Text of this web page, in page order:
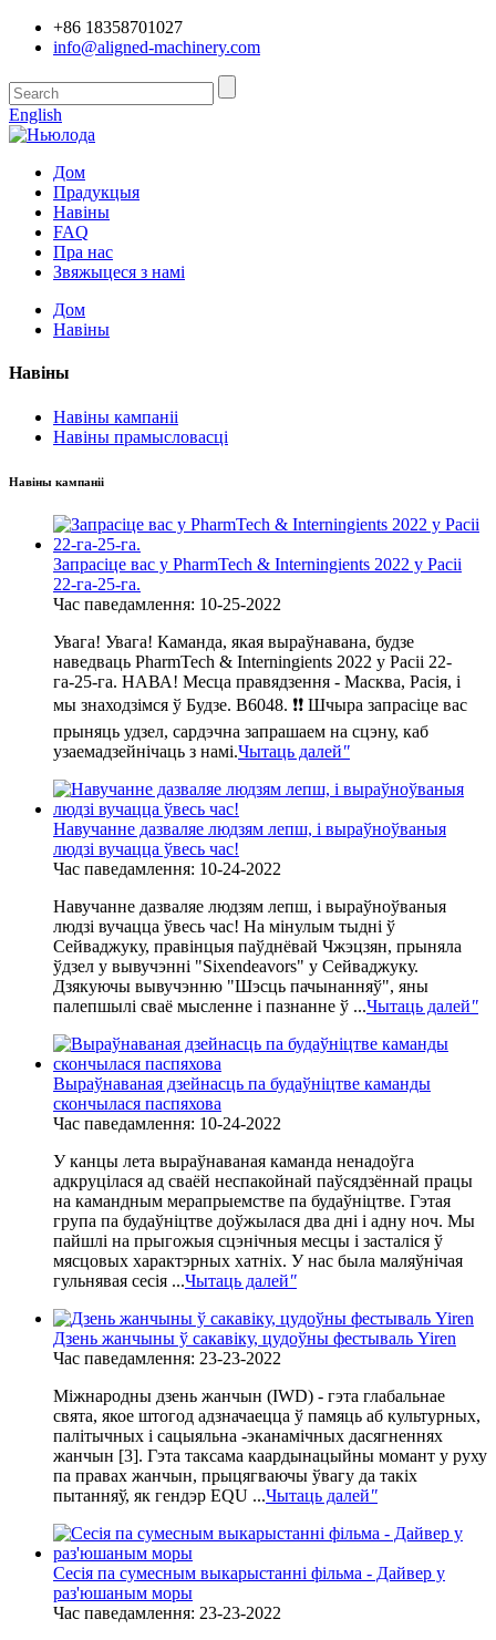
+86 18358701027
info@aligned-machinery.com
English
Дом
Прадукцыя
Навіны
FAQ
Пра нас
Звяжыцеся з намі
Дом
Навіны
Навіны
Навіны кампаніі
Навіны прамысловасці
Навіны кампаніі
Запрасіце вас у PharmTech & Interningients 2022 у Расіі
22-га-25-га.
Час паведамлення: 10-25-2022
Увага! Увага! Каманда, якая выраўнавана, будзе
наведваць PharmTech & Interningients 2022 у Расіі 22-
га-25-га. НАВА! Месца правядзення - Масква, Расія, і
мы знаходзімся ў Будзе. B6048. ❗❗ Шчыра запрасіце вас
прыняць удзел, сардэчна запрашаем на сцэну, каб
узаемадзейнічаць з намі.Чытаць далей"
Навучанне дазваляе людзям лепш, і выраўноўваныя
людзі вучацца ўвесь час!
Час паведамлення: 10-24-2022
Навучанне дазваляе людзям лепш, і выраўноўваныя
людзі вучацца ўвесь час! На мінулым тыдні ў
Сейваджуку, правінцыя паўднёвай Чжэцзян, прыняла
ўдзел у вывучэнні "Sixendeavors" у Сейваджуку.
Дзякуючы вывучэнню "Шэсць пачынанняў", яны
палепшылі сваё мысленне і пазнанне ў ...Чытаць далей"
Выраўнаваная дзейнасць па будаўніцтве каманды
скончылася паспяхова
Час паведамлення: 10-24-2022
У канцы лета выраўнаваная каманда ненадоўга
адкруцілася ад сваёй неспакойнай паўсядзённай працы
на камандным мерапрыемстве па будаўніцтве. Гэтая
група па будаўніцтве доўжылася два дні і адну ноч. Мы
пайшлі на прыгожыя сцэнічныя месцы і засталіся ў
мясцовых характэрных хатніх. У нас была маляўнічая
гульнявая сесія ...Чытаць далей"
Дзень жанчыны ў сакавіку, цудоўны фестываль Yiren
Час паведамлення: 23-23-2022
Міжнародны дзень жанчын (IWD) - гэта глабальнае
свята, якое штогод адзначаецца ў памяць аб культурных,
палітычных і сацыяльна -эканамічных дасягненнях
жанчын [3]. Гэта таксама каардынацыйны момант у руху
па правах жанчын, прыцягваючы ўвагу да такіх
пытанняў, як гендэр EQU ...Чытаць далей"
Сесія па сумесным выкарыстанні фільма - Дайвер у
раз'юшаным моры
Час паведамлення: 23-23-2022